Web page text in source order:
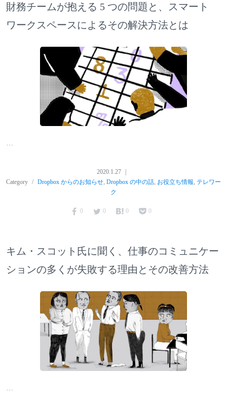
財務チームが抱える 5 つの問題と、スマート
ワークスペースによるその解決方法とは
…
2020.1.27
Category
Dropbox からのお知らせ, Dropbox の中の話, お役立ち情報, テレワー
ク
0 0 0 0
キム・スコット氏に聞く、仕事のコミュニケー
ションの多くが失敗する理由とその改善方法